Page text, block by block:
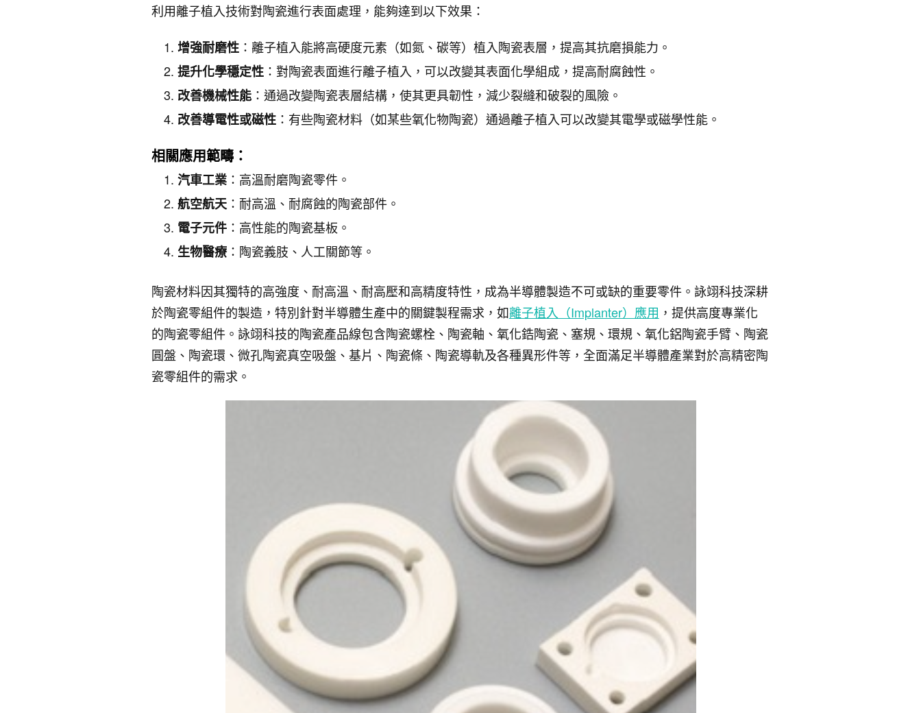
利用離子植入技術對陶瓷進行表面處理，能夠達到以下效果：
增強耐磨性：離子植入能將高硬度元素（如氮、碳等）植入陶瓷表層，提高其抗磨損能力。
提升化學穩定性：對陶瓷表面進行離子植入，可以改變其表面化學組成，提高耐腐蝕性。
改善機械性能：通過改變陶瓷表層結構，使其更具韌性，減少裂縫和破裂的風險。
改善導電性或磁性：有些陶瓷材料（如某些氧化物陶瓷）通過離子植入可以改變其電學或磁學性能。
相關應用範疇：
汽車工業：高溫耐磨陶瓷零件。
航空航天：耐高溫、耐腐蝕的陶瓷部件。
電子元件：高性能的陶瓷基板。
生物醫療：陶瓷義肢、人工關節等。
陶瓷材料因其獨特的高強度、耐高溫、耐高壓和高精度特性，成為半導體製造不可或缺的重要零件。詠翊科技深耕
於陶瓷零組件的製造，特別針對半導體生產中的關鍵製程需求，如離子植入（Implanter）應用 ，提供高度專業化
的陶瓷零組件。詠翊科技的陶瓷產品線包含陶瓷螺栓、陶瓷軸、氧化鋯陶瓷、塞規、環規、氧化鋁陶瓷手臂、陶瓷
圓盤、陶瓷環、微孔陶瓷真空吸盤、基片、陶瓷條、陶瓷導軌及各種異形件等，全面滿足半導體產業對於高精密陶
瓷零組件的需求。